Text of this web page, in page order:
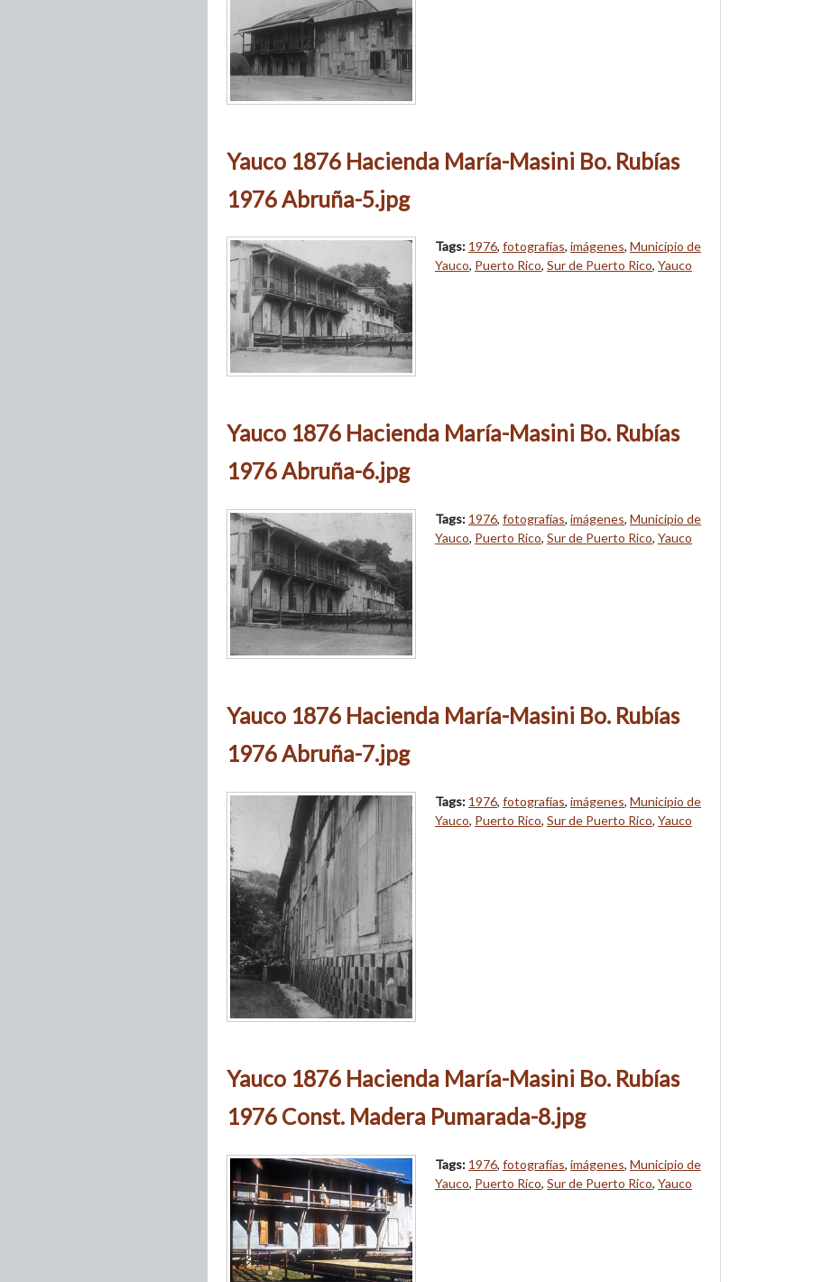
Yauco 1876 Hacienda María-Masini Bo. Rubías
1976 Abruña-5.jpg
Tags: 1976, fotografías, imágenes, Municipio de
Yauco, Puerto Rico, Sur de Puerto Rico, Yauco
Yauco 1876 Hacienda María-Masini Bo. Rubías
1976 Abruña-6.jpg
Tags: 1976, fotografías, imágenes, Municipio de
Yauco, Puerto Rico, Sur de Puerto Rico, Yauco
Yauco 1876 Hacienda María-Masini Bo. Rubías
1976 Abruña-7.jpg
Tags: 1976, fotografías, imágenes, Municipio de
Yauco, Puerto Rico, Sur de Puerto Rico, Yauco
Yauco 1876 Hacienda María-Masini Bo. Rubías
1976 Const. Madera Pumarada-8.jpg
Tags: 1976, fotografías, imágenes, Municipio de
Yauco, Puerto Rico, Sur de Puerto Rico, Yauco